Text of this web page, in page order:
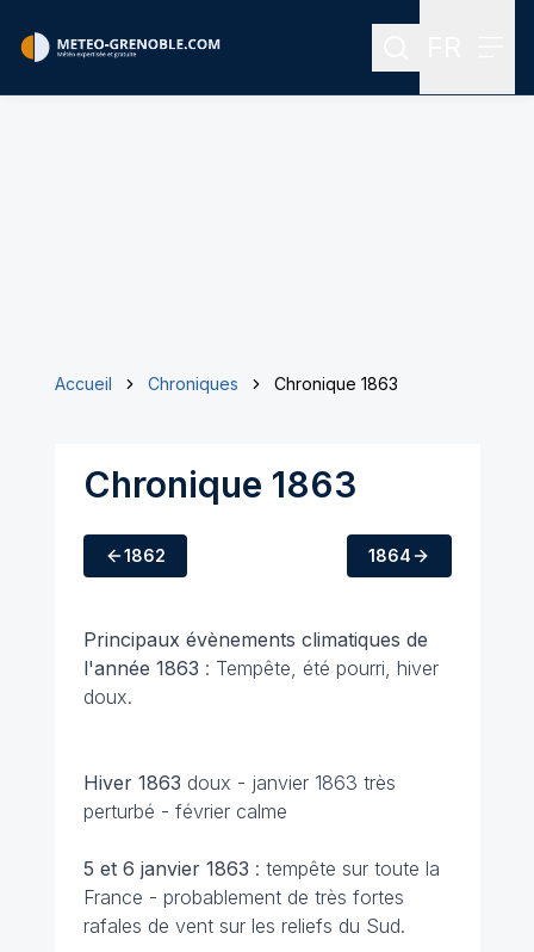
Rechercher
Accueil Chroniques Chronique 1863
Chronique 1863
1862 1864
Principaux évènements climatiques de
l'année 1863 : Tempête, été pourri, hiver
doux.
Hiver 1863 doux - janvier 1863 très
perturbé - février calme
5 et 6 janvier 1863 : tempête sur toute la
France - probablement de très fortes
rafales de vent sur les reliefs du Sud.